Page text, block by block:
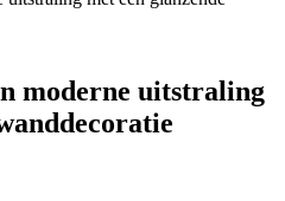
moderne uitstraling